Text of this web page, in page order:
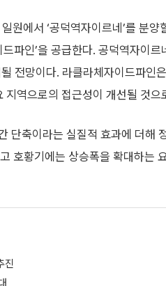
원에서 ‘공덕역자이르네’를 분양
파인’을 공급한다. 공덕역자이
전망이다. 라클라체자이드파인
역으로의 접근성이 개선될 것으
단축이라는 실질적 효과에 더해
호황기에는 상승폭을 확대하는
진